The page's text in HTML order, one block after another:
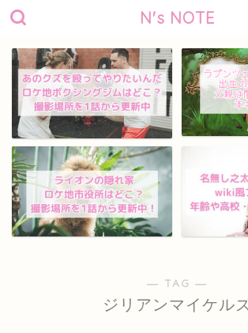
N's NOTE
― TAG ―
ジリアンマイケル